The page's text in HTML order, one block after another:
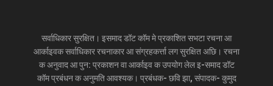
सर्वाधिकार सुरक्षित। इसमाद डॉट कॉम मे प्रकाशित सभटा रचना आ
आर्काइवक सर्वाधिकार रचनाकार आ संग्रहकर्त्ता लग सुरक्षित अछि। रचना
क अनुवाद आ पुन: प्रकाशन वा आर्काइव क उपयोग लेल इ-समाद डॉट
कॉम प्रबंधन क अनुमति आवश्यक। प्रबंधक- छवि झा, संपादक- कुमुद